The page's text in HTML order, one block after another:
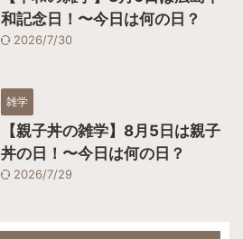
和記念日！〜今日は何の日？
2026/7/30
雑学
【親子丼の雑学】8月5日は親子
丼の日！〜今日は何の日？
2026/7/29